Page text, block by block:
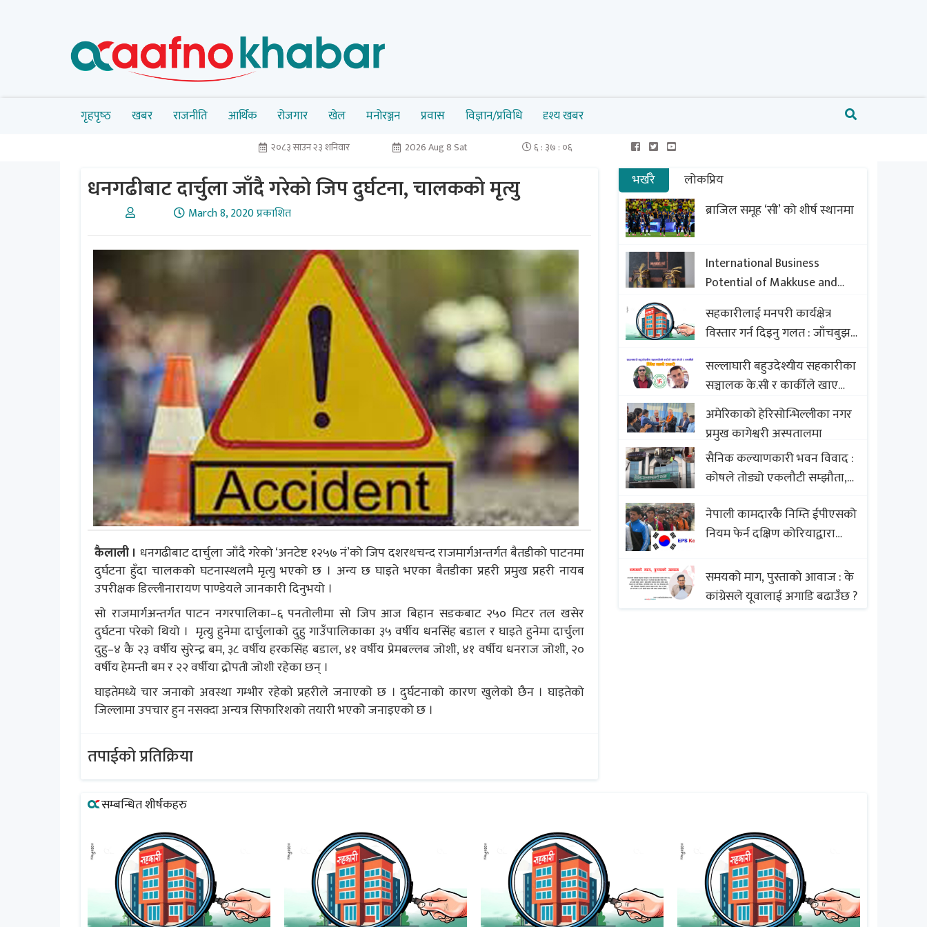
गृहपृष्‍ठ खबर राजनीति आर्थिक रोजगार खेल मनोरञ्जन प्रवास विज्ञान/प्रविधि दृश्य खबर
२०८३ साउन २३ शनिवार 2026 Aug 8 Sat ६ : ३७ : ०६
धनगढीबाट दार्चुला जाँदै गरेको जिप दुर्घटना, चालककाे मृत्यु
March 8, 2020 प्रकाशित
कैलाली । धनगढीबाट दार्चुला जाँदै गरेको ‘अनटेष्ट १२५७ नं’को जिप दशरथचन्द राजमार्गअन्तर्गत बैतडीको पाटनमा
दुर्घटना हुँदा चालकको घटनास्थलमै मृत्यु भएको छ । अन्य छ घाइते भएका बैतडीका प्रहरी प्रमुख प्रहरी नायब
उपरीक्षक डिल्लीनारायण पाण्डेयले जानकारी दिनुभयो ।
सो राजमार्गअन्तर्गत पाटन नगरपालिका–६ पनतोलीमा सो जिप आज बिहान सडकबाट २५० मिटर तल खसेर
दुर्घटना परेको थियो । मृत्यु हुनेमा दार्चुलाको दुहु गाउँपालिकाका ३५ वर्षीय धनसिंह बडाल र घाइते हुनेमा दार्चुला
दुहु–४ कै २३ वर्षीय सुरेन्द्र बम, ३८ वर्षीय हरकसिंह बडाल, ४१ वर्षीय प्रेमबल्लब जोशी, ४१ वर्षीय धनराज जोशी, २०
वर्षीय हेमन्ती बम र २२ वर्षीया द्रोपती जोशी रहेका छन् ।
घाइतेमध्ये चार जनाको अवस्था गम्भीर रहेको प्रहरीले जनाएको छ । दुर्घटनाको कारण खुलेको छैन । घाइतेको
जिल्लामा उपचार हुन नसक्दा अन्यत्र सिफारिशको तयारी भएकोे जनाइएको छ ।
तपाईको प्रतिक्रिया
भर्खरै
लोकप्रिय
ब्राजिल समूह ‘सी’ को शीर्ष स्थानमा
International Business
Potential of Makkuse and
Export Opportunities of
Nepali Sweets with Global
Comparison to Baklava
सहकारीलाई मनपरी कार्यक्षेत्र
विस्तार गर्न दिइनु गलत : जाँचबुझ
सल्लाघारी बहुउदेश्यीय सहकारीका
सञ्चालक के.सी र कार्कीले खाए
सदस्यको करोडौं बचत
अमेरिकाको हेरिसोन्भिल्लीका नगर
प्रमुख कागेश्वरी अस्पतालमा
सैनिक कल्याणकारी भवन विवाद :
कोषले तोड्यो एकलौटी सम्झौता,
बिखलबन्दमा (भिडियो)
नेपाली कामदारकै निम्ति ईपीएसको
नियम फेर्न दक्षिण कोरियाद्वारा
समयको माग, पुस्ताको आवाज : के
कांग्रेसले यूवालाई अगाडि बढाउँछ ?
सम्बन्धित शीर्षकहरु